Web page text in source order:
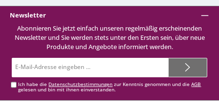
Newsletter
Abonnieren Sie jetzt einfach unseren regelmäßig erscheinenden
Newsletter und Sie werden stets unter den Ersten sein, über neue
Produkte und Angebote informiert werden.
Mail-
Ich habe die Datenschutzbestimmungen zur Kenntnis genommen und dieAGB
gelesen und bin mit ihnen einverstanden.